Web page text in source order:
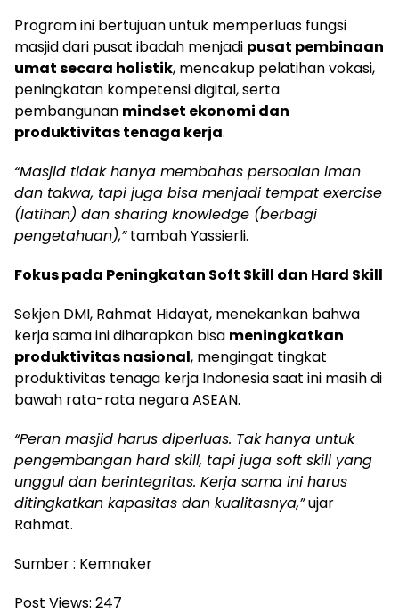
Program ini bertujuan untuk memperluas fungsi
masjid dari pusat ibadah menjadi pusat pembinaan
umat secara holistik, mencakup pelatihan vokasi,
peningkatan kompetensi digital, serta
pembangunan mindset ekonomi dan
produktivitas tenaga kerja.
“Masjid tidak hanya membahas persoalan iman
dan takwa, tapi juga bisa menjadi tempat exercise
(latihan) dan sharing knowledge (berbagi
pengetahuan),”tambah Yassierli.
Fokus pada Peningkatan Soft Skill dan Hard Skill
Sekjen DMI, Rahmat Hidayat, menekankan bahwa
kerja sama ini diharapkan bisa meningkatkan
produktivitas nasional, mengingat tingkat
produktivitas tenaga kerja Indonesia saat ini masih di
bawah rata-rata negara ASEAN.
“Peran masjid harus diperluas. Tak hanya untuk
pengembangan hard skill, tapi juga soft skill yang
unggul dan berintegritas. Kerja sama ini harus
ditingkatkan kapasitas dan kualitasnya,”ujar
Rahmat.
Sumber : Kemnaker
Post Views: 247